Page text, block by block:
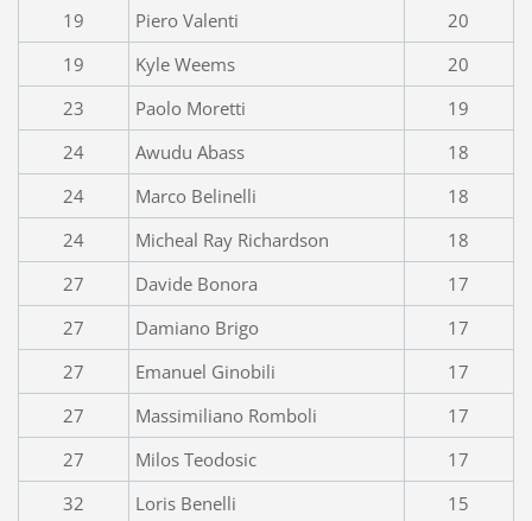
19
Piero Valenti
20
19
Kyle Weems
20
23
Paolo Moretti
19
24
Awudu Abass
18
24
Marco Belinelli
18
24
Micheal Ray Richardson
18
27
Davide Bonora
17
27
Damiano Brigo
17
27
Emanuel Ginobili
17
27
Massimiliano Romboli
17
27
Milos Teodosic
17
32
Loris Benelli
15